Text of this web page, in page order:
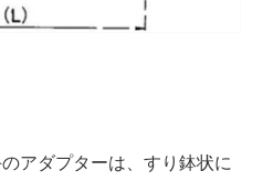
アダプターは、すり鉢状に